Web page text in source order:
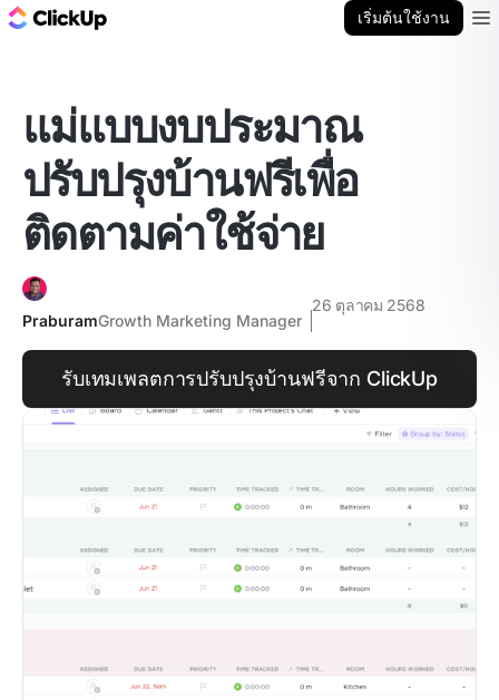
เริ่มต้นใช้งาน
แม่แบบงบประมาณ
ปรับปรุงบ้านฟรีเพื่อ
ติดตามค่าใช้จ่าย
PraburamGrowth Marketing Manager
26 ตุลาคม 2568
รับเทมเพลตการปรับปรุงบ้านฟรีจาก ClickUp